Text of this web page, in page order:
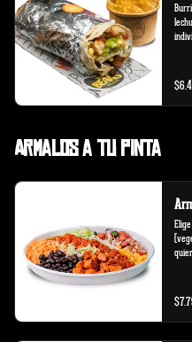
Armalos a tu pinta